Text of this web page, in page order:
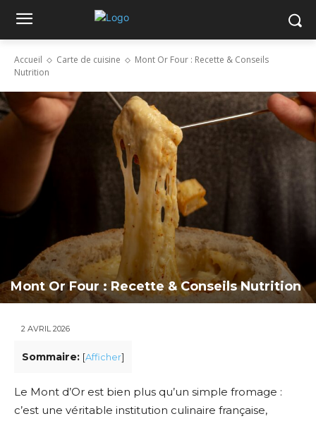
Accueil Carte de cuisine
Mont Or Four : Recette & Conseils
Nutrition
Mont Or Four : Recette & Conseils Nutrition
2 AVRIL 2026
Sommaire: [Afficher]
Le Mont d’Or est bien plus qu’un simple fromage :
c’est une véritable institution culinaire française,